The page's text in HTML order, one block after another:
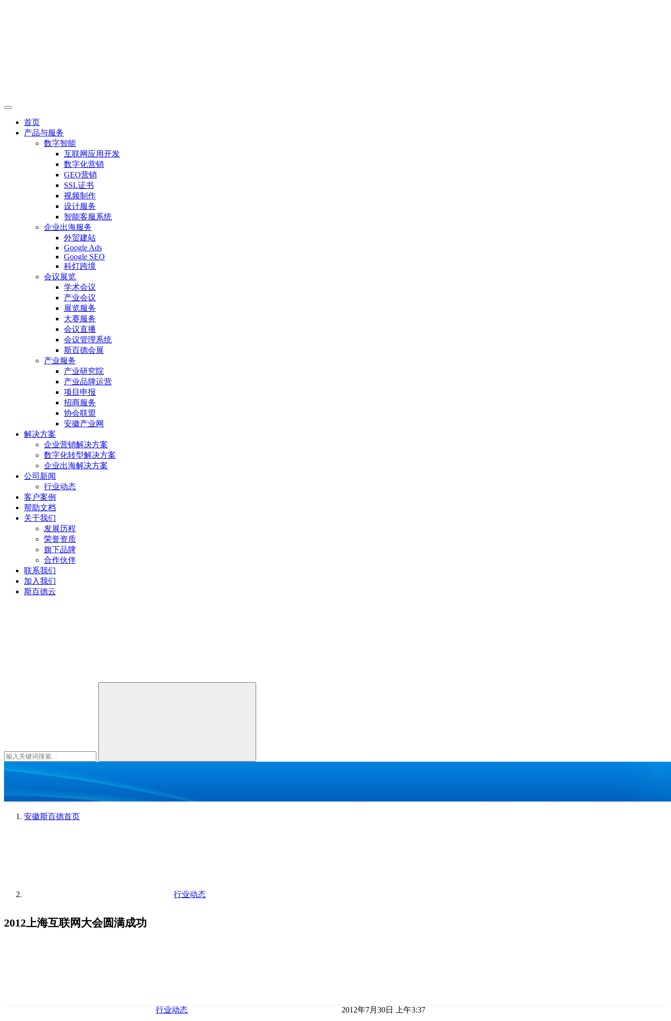
首页
产品与服务
数字智能
互联网应用开发
数字化营销
GEO营销
SSL证书
视频制作
设计服务
智能客服系统
企业出海服务
外贸建站
Google Ads
Google SEO
科灯跨境
会议展览
学术会议
产业会议
展览服务
大赛服务
会议直播
会议管理系统
斯百德会展
产业服务
产业研究院
产业品牌运营
项目申报
招商服务
协会联盟
安徽产业网
解决方案
企业营销解决方案
数字化转型解决方案
企业出海解决方案
公司新闻
行业动态
客户案例
帮助文档
关于我们
发展历程
荣誉资质
旗下品牌
合作伙伴
联系我们
加入我们
斯百德云
安徽斯百德首页
行业动态
2012上海互联网大会圆满成功
行业动态 2012年7月30日 上午3:37